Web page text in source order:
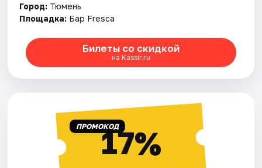
Артисты
Рейтинги
Город: Тюмень
Площадка: Бар Fresca
Билеты со скидкой
на Kassir.ru
ПРОМОКОД17%